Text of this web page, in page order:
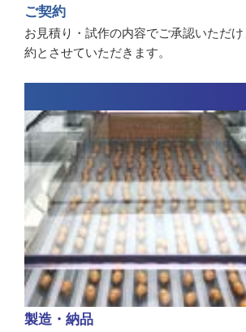
ご契約
お見積り・試作の内容でご承認いただ
約とさせていただきます。
製造・納品